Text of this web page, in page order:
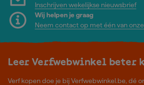
Inschrijven wekelijkse nieuwsbrief
Wij helpen je graag
Neem contact op met één van
Leer Verfwebwinkel beter
Verf kopen doe je bij Verfwebwinkel.be, dé